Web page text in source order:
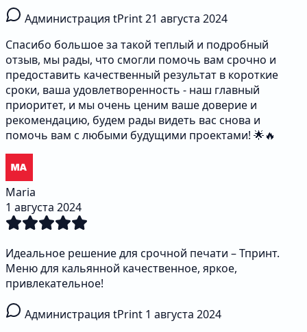
Администрация tPrint21 августа 2024
Спасибо большое за такой теплый и подробный
отзыв, мы рады, что смогли помочь вам срочно и
предоставить качественный результат в короткие
сроки, ваша удовлетворенность - наш главный
приоритет, и мы очень ценим ваше доверие и
рекомендацию, будем рады видеть вас снова и
помочь вам с любыми будущими проектами! 🌟🔥
Maria
1 августа 2024
Идеальное решение для срочной печати – Тпринт.
Меню для кальянной качественное, яркое,
привлекательное!
Администрация tPrint 1 августа 2024